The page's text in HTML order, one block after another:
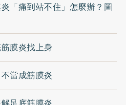
「痛到站不住」怎麼辦？圖
膜炎找上身
當成筋膜炎